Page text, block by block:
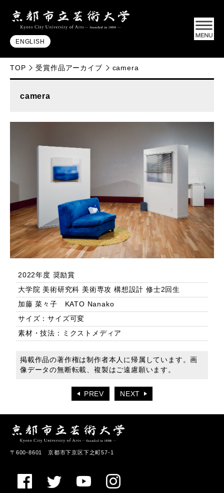
ENGLISH
TOP 受賞作品アーカイブ camera
camera
2022年度 奨励賞
大学院 美術研究科 美術専攻 構想設計 修士2回生
加藤 菜々子 KATO Nanako
サイズ：サイズ可変
素材・技法：ミクストメディア
掲載作品の著作権は制作者本人に帰属しています。画
像データの無断転載、複製はご遠慮願います。
PREV NEXT
〒600-8601 京都市下京区下之町57-1